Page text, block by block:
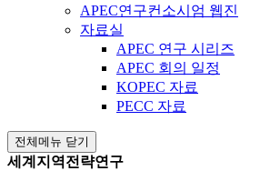
APEC연구컨소시엄 웹진
자료실
APEC 연구 시리즈
APEC 회의 일정
KOPEC 자료
PECC 자료
전체메뉴 닫기
세계지역전략연구